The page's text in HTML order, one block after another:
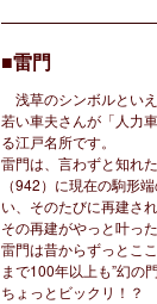
■雷門
浅草のシンボルとい
若い車夫さんが「人力
る江戸名所です。
雷門は、言わずと知れ
（942）に現在の駒形
い、そのたびに再建さ
その再建がやっと叶っ
雷門は昔からずっとこ
まで100年以上も”幻の
ちょっとビックリ！？